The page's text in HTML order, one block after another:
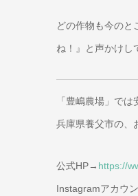
どの作物も今のと
ね！』と声かけし
「豊嶋農場」で
兵庫県養父市の、
公式HP→ https://
Instagramアカウ